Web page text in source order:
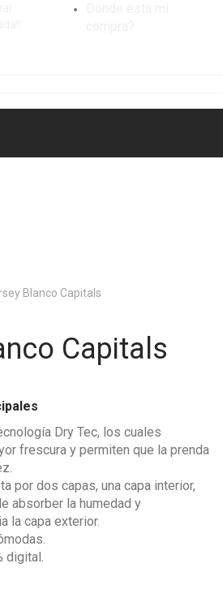
Blanco Capitals
Capitals
Dry Tec, los cuales
frescura y permiten que la prenda
por dos capas, una capa interior,
absorber la humedad y
la capa exterior.
digital.